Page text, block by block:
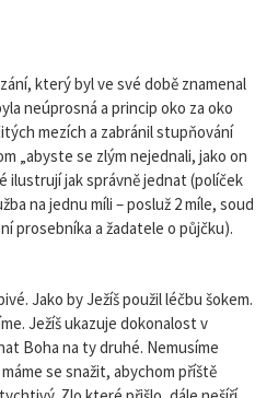
který byl ve své době znamenal
neúprosná a princip oko za oko
mezích a zabránil stupňování
„abyste se zlým nejednali, jako on
ilustrují jak správně jednat (políček
na jednu míli – posluž 2 míle, soud
prosebníka a žadatele o půjčku).
Jako by Ježíš použil léčbu šokem.
Ježíš ukazuje dokonalost v
Boha na ty druhé. Nemusíme
se snažit, abychom příště